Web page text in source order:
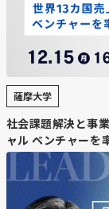
【コメント】
街づくりにも
が気になります
【北海道
「
アワード
目「リゾ
薩摩大学
社会課題解決と事
ャル ベンチャーを